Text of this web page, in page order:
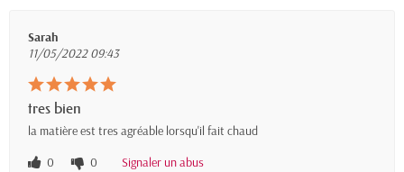
Sarah
11/05/2022 09:43
tres bien
la matière est tres agréable lorsqu'il fait chaud
0
0 Signaler un abus